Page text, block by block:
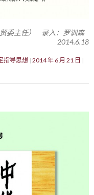
委主任） 录入：罗训森
2014.6.18
指导思想 2014 年 6 月 21 日